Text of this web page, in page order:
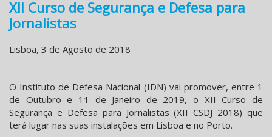
XII Curso de Segurança e Defesa para
Jornalistas
Lisboa, 3 de Agosto de 2018
O Instituto de Defesa Nacional (IDN) vai promover, entre 1
de Outubro e 11 de Janeiro de 2019, o XII Curso de
Segurança e Defesa para Jornalistas (XII CSDJ 2018) que
terá lugar nas suas instalações em Lisboa e no Porto.